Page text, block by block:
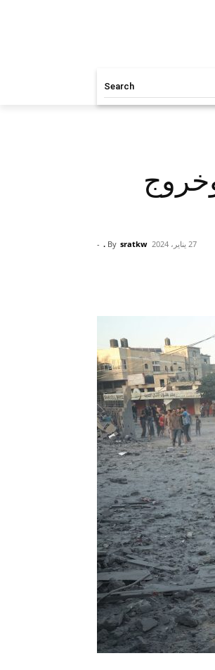
Search
By sratkw .
- 27 يناير، 2024